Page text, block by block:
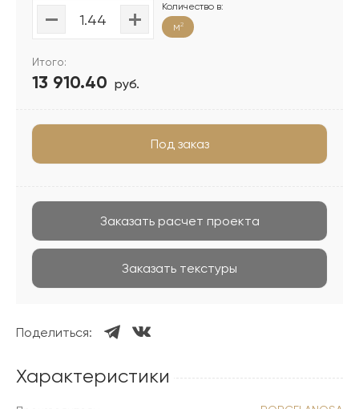
Количество в:
м2
Итого:
13 910.40 руб.
Под заказ
Заказать расчет проекта
Заказать текстуры
Поделиться:
Характеристики